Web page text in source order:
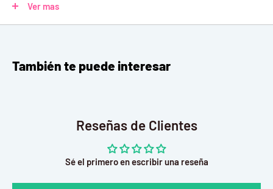
hooters Juego Mecanico Puzzle 3D Stem Smartivity
misiles, sigue las reglas de lanzamiento y ¡dispara!
Juguete potenciador de motricidad fina y habilidades
Ver mas
También te puede interesar
Reseñas de Clientes
Sé el primero en escribir una reseña